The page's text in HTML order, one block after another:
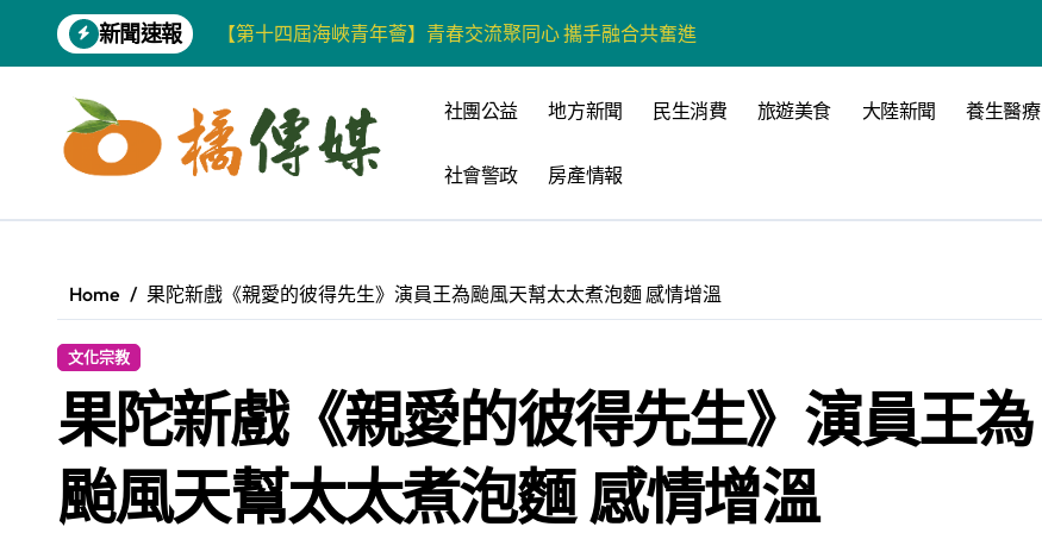
content
新聞速報
【第十四屆海峽青年薈】青春交流聚同心 攜手融合共奮進
增殖放流超65萬尾魚苗 兩岸學生共營環保生態環境
【第十四屆海峽青年薈】兩岸青年福州體驗水上運動
柯志恩競選網站正式上線 打造數位選戰新平台 公開五大亮點
藍綠市長參選人對無人載具條例互批 柯志恩：國民黨版才是「國防+產業」務實版
雅安 天府之肺裡的安逸密碼 一座被時光偏愛的巴適小城
港都文藝學會首辦蓮池潭文學營 支持高雄文學再出發
高科大機電系與日本愛媛大學跨校合作 並感謝世豐螺絲捐助獎學金
社團公益 地方新聞 民生消費 旅遊美食 大陸新聞 養生醫療
社會警政 房產情報
Home 果陀新戲《親愛的彼得先生》演員王為颱風天幫太太煮泡麵 感情增溫
文化宗教
果陀新戲《親愛的彼得先生》演員王為
颱風天幫太太煮泡麵 感情增溫